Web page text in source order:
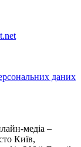
даних
медіа –
Київ,